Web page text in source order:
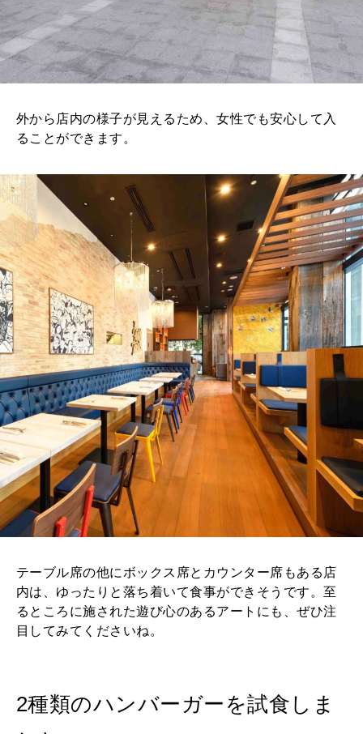
外から店内の様子が見えるため、女性でも安心して入
ることができます。
テーブル席の他にボックス席とカウンター席もある店
内は、ゆったりと落ち着いて食事ができそうです。至
るところに施された遊び心のあるアートにも、ぜひ注
目してみてくださいね。
2種類のハンバーガーを試食しま